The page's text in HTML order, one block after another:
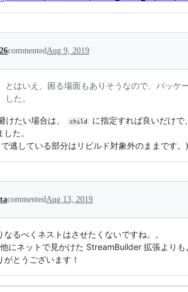
commentedAug 9, 2019
とはいえ、困る場面もありそうなので、パッ
した。
けたい場合は、 child
に指定すれば良いだけ
た。
で逃している部分はリビルド対象外のままです。)
commentedAug 13, 2019
なるべくネストはさせたくないですね。。
にネットで見かけた StreamBuilder 拡張より
がとうございます！